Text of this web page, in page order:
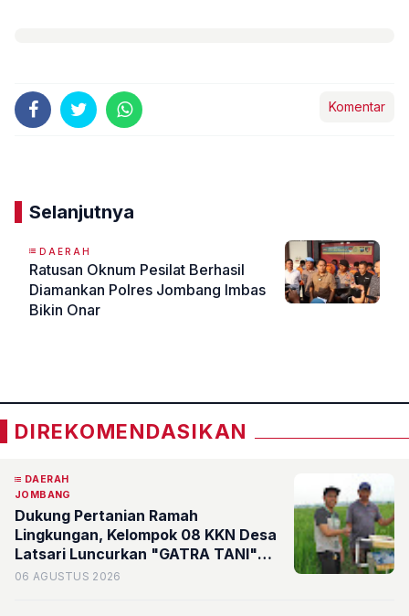
Komentar
Selanjutnya
DAERAH
Ratusan Oknum Pesilat Berhasil
Diamankan Polres Jombang Imbas
Bikin Onar
DIREKOMENDASIKAN
DAERAH
JOMBANG
Dukung Pertanian Ramah
Lingkungan, Kelompok 08 KKN Desa
Latsari Luncurkan "GATRA TANI"
Bertenaga Surya
06 AGUSTUS 2026